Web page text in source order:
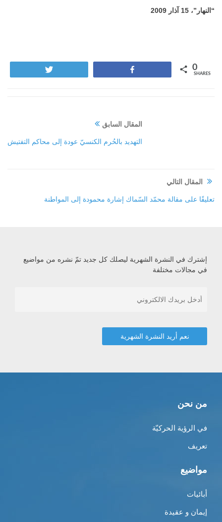
“النهار”، 15 آذار 2009
0
SHARES
المقال السابق
التهديد بالحُرم الكنسيّ عودة إلى محاكم التفتيش
المقال التالي
تعليقًا على مقالة محمّد السّماك إشارة محمودة إلى المواطنة
إشترك في النشرة الشهرية ليصلك كل جديد تمّ نشره من مواضيع
في مجالات مختلفة
من نحن
في الرؤية الحركيّة
تعريف
مواضيع
أبائيات
إيمان و عقيدة